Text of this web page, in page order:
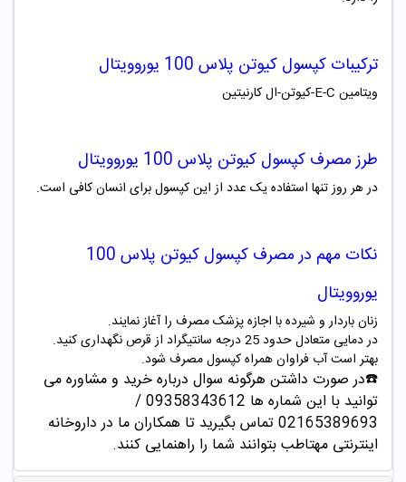
ترکیبات کپسول کیوتن پلاس 100 یوروویتال
ویتامین E-C-کیوتن-ال کارنیتین
طرز مصرف کپسول کیوتن پلاس 100 یوروویتال
در هر روز تنها استفاده یک عدد از این کپسول برای انسان کافی است.
نکات مهم در مصرف کپسول کیوتن پلاس 100
یوروویتال
زنان باردار و شیرده با اجازه پزشک مصرف را آغاز نمایند.
در دمایی متعادل حدود 25 درجه سانتیگراد از قرص نگهداری کنید.
بهتر است آب فراوان همراه کپسول مصرف شود.
☎️در صورت داشتن هرگونه سوال درباره خرید و مشاوره می
توانید با این شماره ها 09358343612 /
02165389693تماس بگیرید تا همکاران ما در داروخانه
اینترنتی مهتاطب بتوانند شما را راهنمایی کنند.